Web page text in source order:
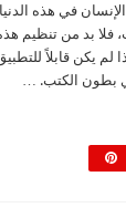
في هذه
فلا بد من تنظيم
لم يكن قابلاً
بطون الكتب. …